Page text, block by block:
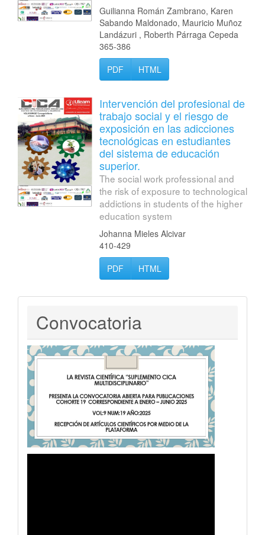
Guilianna Román Zambrano, Karen
Sabando Maldonado, Mauricio Muñoz
Landázuri , Roberth Párraga Cepeda
365-386
PDF
HTML
Intervención del profesional de
trabajo social y el riesgo de
exposición en las adicciones
tecnológicas en estudiantes
del sistema de educación
superior.
The social work professional and
the risk of exposure to technological
addictions in students of the higher
education system
Johanna Mieles Alcivar
410-429
PDF
HTML
Convocatoria
Convocatoria